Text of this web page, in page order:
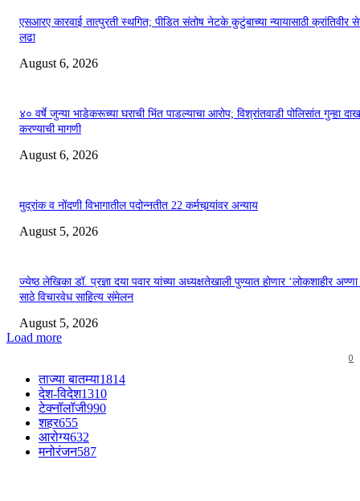
एसआरए कारवाई तात्पुरती स्थगित; पीडित संतोष नेटके कुटुंबाच्या न्यायासाठी क्रांतिवीर
लढा
August 6, 2026
४० वर्षे जुन्या भाडेकरूच्या घराची भिंत पाडल्याचा आरोप; विश्रांतवाडी पोलिसांत गुन्हा
करण्याची मागणी
August 6, 2026
मुद्रांक व नोंदणी विभागातील पदोन्नतीत 22 कर्मचार्‍यांवर अन्याय
August 5, 2026
ज्येष्ठ लेखिका डॉ. प्रज्ञा दया पवार यांच्या अध्यक्षतेखाली पुण्यात होणार ‘लोकशाहीर
साठे विचारवेध साहित्य संमेलन
August 5, 2026
Load more
0
ताज्या बातम्या1814
देश-विदेश1310
टेक्नॉलॉजी990
शहर655
आरोग्य632
मनोरंजन587